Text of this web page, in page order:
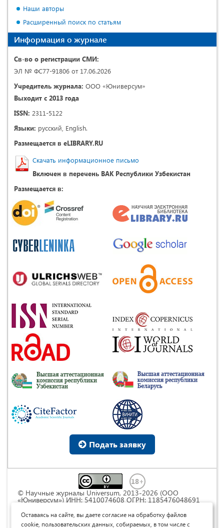
Наши авторы
Расширенный поиск по статьям
Информация о журнале
Св-во о регистрации СМИ:
ЭЛ № ФС77-91806 от 17.06.2026
Учредитель журнала: ООО «Юниверсум»
Выходит с 2013 года
ISSN: 2311-5122
Языки: русский, English.
Размещается в eLIBRARY.RU
Скачать информационное письмо
Включен в перечень ВАК Республики Узбекистан
Размещается в:
Подать заявку
© Научные журналы Universum, 2013-2026 (ООО
«Юниверсум») ИНН: 5410074608 ОГРН: 1185476048691
Commons « Attribution» («Атрибуция») 4.0
Непортированная
Оставаясь на сайте, вы даете согласие на обработку файлов
cookie, пользовательских данных, собираемых, в том числе с